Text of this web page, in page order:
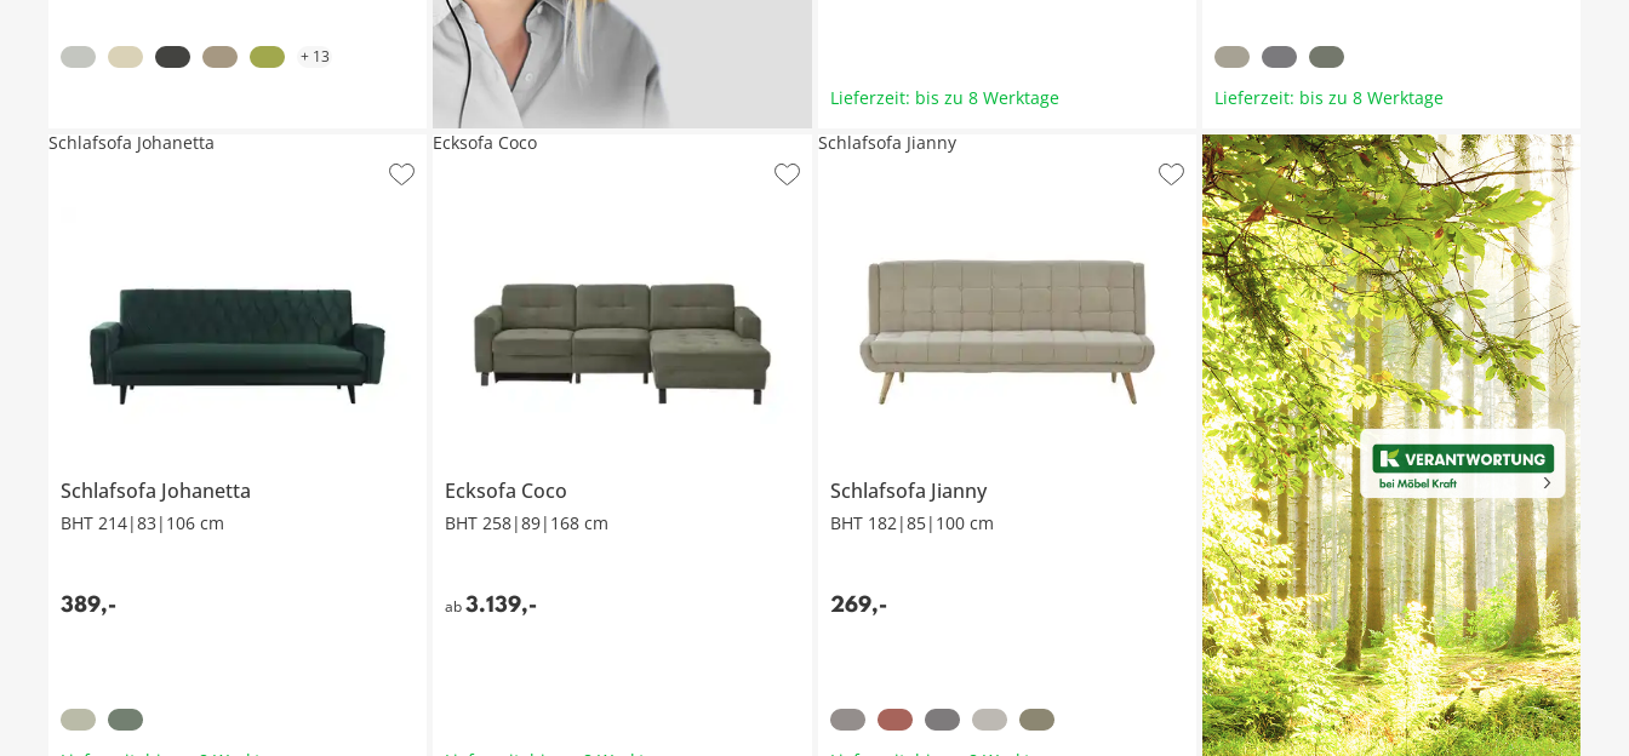
+ 13
Lieferzeit: bis zu 8 Werktage Lieferzeit: bis zu 8 Werktage
Schlafsofa Johanetta
BHT 214|83|106 cm
389,-
Schlafsofa Johanetta
Ecksofa Coco
BHT 258|89|168 cm
ab 3.139,-
Ecksofa Coco
Schlafsofa Jianny
BHT 182|85|100 cm
269,-
Schlafsofa Jianny